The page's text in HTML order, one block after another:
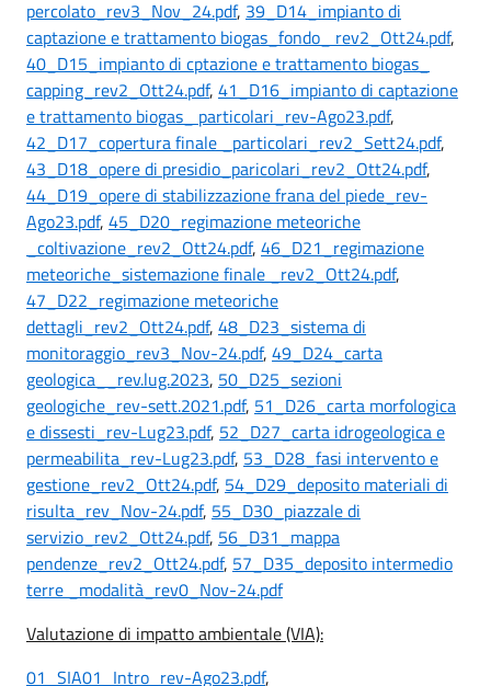
percolato_rev3_Nov_24.pdf, 39_D14_impianto di
captazione e trattamento biogas_fondo_ rev2_Ott24.pdf,
40_D15_impianto di cptazione e trattamento biogas_
capping_rev2_Ott24.pdf, 41_D16_impianto di captazione
e trattamento biogas_ particolari_rev-Ago23.pdf,
42_D17_copertura finale _particolari_rev2_Sett24.pdf,
43_D18_opere di presidio_paricolari_rev2_Ott24.pdf,
44_D19_opere di stabilizzazione frana del piede_rev-
Ago23.pdf, 45_D20_regimazione meteoriche
_coltivazione_rev2_Ott24.pdf, 46_D21_regimazione
meteoriche_sistemazione finale _rev2_Ott24.pdf,
47_D22_regimazione meteoriche
dettagli_rev2_Ott24.pdf, 48_D23_sistema di
monitoraggio_rev3_Nov-24.pdf, 49_D24_carta
geologica__rev.lug.2023, 50_D25_sezioni
geologiche_rev-sett.2021.pdf, 51_D26_carta morfologica
e dissesti_rev-Lug23.pdf, 52_D27_carta idrogeologica e
permeabilita_rev-Lug23.pdf, 53_D28_fasi intervento e
gestione_rev2_Ott24.pdf, 54_D29_deposito materiali di
risulta_rev_Nov-24.pdf, 55_D30_piazzale di
servizio_rev2_Ott24.pdf, 56_D31_mappa
pendenze_rev2_Ott24.pdf, 57_D35_deposito intermedio
terre _modalità_rev0_Nov-24.pdf
Valutazione di impatto ambientale (VIA):
01_SIA01_Intro_rev-Ago23.pdf,